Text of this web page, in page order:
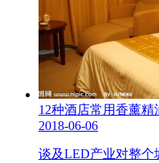
12种酒店常用香薰精
2018-06-06
谈及LED产业对整个